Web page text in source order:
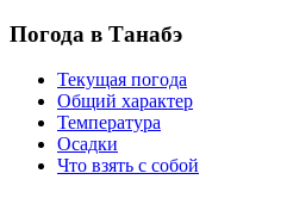
Погода в Танабэ
Текущая погода
Общий характер
Температура
Осадки
Что взять с собой